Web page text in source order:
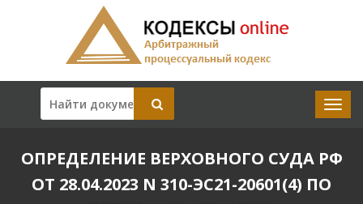
ОПРЕДЕЛЕНИЕ ВЕРХОВНОГО СУДА РФ
ОТ 28.04.2023 N 310-ЭС21-20601(4) ПО